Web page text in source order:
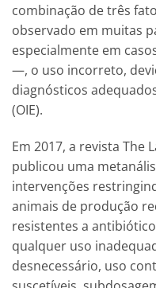
combinação de três
observado em muitas
especialmente em
—, o uso incorreto,
diagnósticos
(OIE).
Em 2017, a revista The
publicou uma
intervenções
animais de produção
resistentes a
qualquer uso
desnecessário, uso